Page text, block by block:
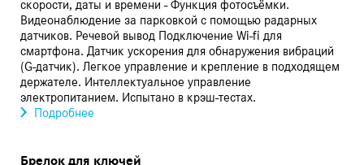
скорости, даты и времени - Функция фотосъёмки.
Видеонаблюдение за парковкой с помощью радарных
датчиков. Речевой вывод Подключение Wi-fi для
смартфона. Датчик ускорения для обнаружения вибраций
(G-датчик). Легкое управление и крепление в подходящем
держателе. Интеллектуальное управление
электропитанием. Испытано в крэш-тестах.
Подробнее
Брелок для ключей